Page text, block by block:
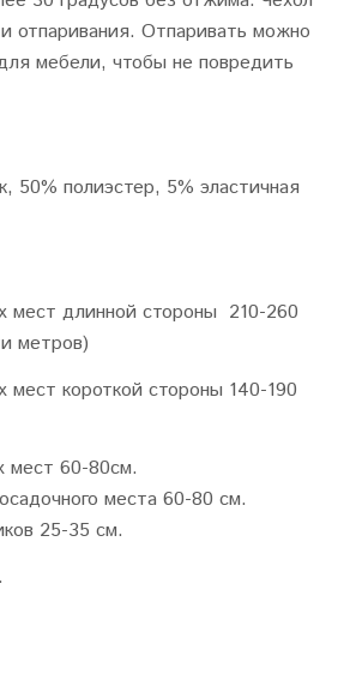
отпаривания. Отпаривать можно
мебели, чтобы не повредить
50% полиэстер, 5% эластичная
мест длинной стороны 210-260
метров)
короткой стороны 140-190
мест 60-80см.
места 60-80 см.
25-35 см.